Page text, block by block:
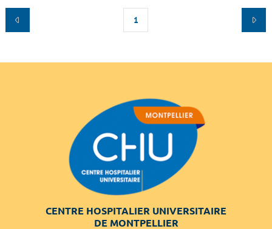
1
CENTRE HOSPITALIER UNIVERSITAIRE
DE MONTPELLIER